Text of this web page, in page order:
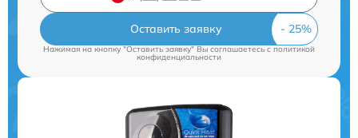
Оставить заявку
Нажимая на кнопку "Оставить заявку" Вы соглашаетесь cполитикой
конфиденциальности